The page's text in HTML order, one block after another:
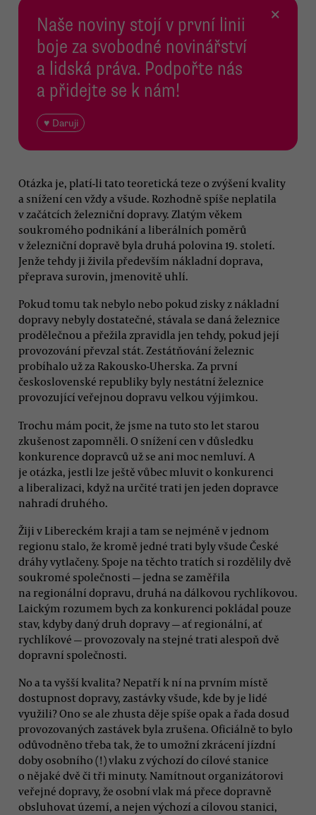
Naše noviny stojí v první linii
boje za svobodné novinářství
a lidská práva. Podpořte nás
a přidejte se k nám!
♥ Daruji
×
Otázka je, platí-li tato teoretická teze o zvýšení kvality
a snížení cen vždy a všude. Rozhodně spíše neplatila
v začátcích železniční dopravy. Zlatým věkem
soukromého podnikání a liberálních poměrů
v železniční dopravě byla druhá polovina 19. století.
Jenže tehdy ji živila především nákladní doprava,
přeprava surovin, jmenovitě uhlí.
Pokud tomu tak nebylo nebo pokud zisky z nákladní
dopravy nebyly dostatečné, stávala se daná železnice
prodělečnou a přežila zpravidla jen tehdy, pokud její
provozování převzal stát. Zestátňování železnic
probíhalo už za Rakousko-Uherska. Za první
československé republiky byly nestátní železnice
provozující veřejnou dopravu velkou výjimkou.
Trochu mám pocit, že jsme na tuto sto let starou
zkušenost zapomněli. O snížení cen v důsledku
konkurence dopravců už se ani moc nemluví. A
je otázka, jestli lze ještě vůbec mluvit o konkurenci
a liberalizaci, když na určité trati jen jeden dopravce
nahradí druhého.
Žiji v Libereckém kraji a tam se nejméně v jednom
regionu stalo, že kromě jedné trati byly všude České
dráhy vytlačeny. Spoje na těchto tratích si rozdělily dvě
soukromé společnosti — jedna se zaměřila
na regionální dopravu, druhá na dálkovou rychlíkovou.
Laickým rozumem bych za konkurenci pokládal pouze
stav, kdyby daný druh dopravy — ať regionální, ať
rychlíkové — provozovaly na stejné trati alespoň dvě
dopravní společnosti.
No a ta vyšší kvalita? Nepatří k ní na prvním místě
dostupnost dopravy, zastávky všude, kde by je lidé
využili? Ono se ale zhusta děje spíše opak a řada dosud
provozovaných zastávek byla zrušena. Oficiálně to bylo
odůvodněno třeba tak, že to umožní zkrácení jízdní
doby osobního (!) vlaku z výchozí do cílové stanice
o nějaké dvě či tři minuty. Namítnout organizátorovi
veřejné dopravy, že osobní vlak má přece dopravně
obsluhovat území, a nejen výchozí a cílovou stanici,